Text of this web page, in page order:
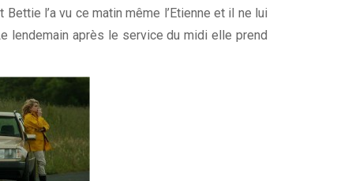
l’a vu ce matin même l’Etienne et il ne lui
lendemain après le service du midi elle prend